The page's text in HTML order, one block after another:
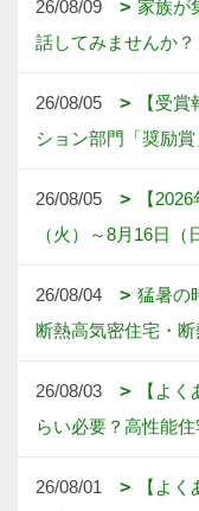
26/08/09
家族が
話してみませんか？
26/08/05
【受
ション部門「奨励
26/08/05
【
（火）～8月16日（
26/08/04
猛暑の
断熱高気密住宅・
26/08/03
【よ
らい必要？高性能
26/08/01
【よ